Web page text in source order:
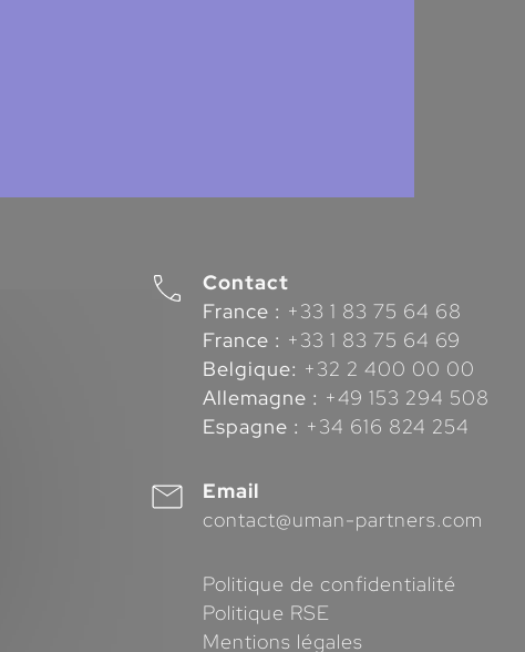
Contact
France : +33 1 83 75 64 68
France : +33 1 83 75 64 69
Belgique: +32 2 400 00 00
Allemagne : +49 153 294 508
Espagne : +34 616 824 254
Email
contact@uman-partners.com
Politique de confidentialité
Politique RSE
Mentions légales